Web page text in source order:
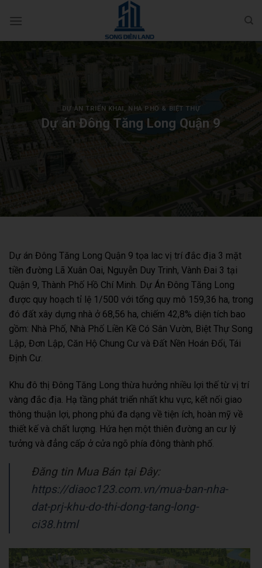
qua
DỰ ÁN TRIỂN KHAI, NHÀ PHỐ & BIỆT THỰ
Dự án Đông Tăng Long Quận 9
Dự án Đông Tăng Long Quận 9 tọa lac vị trí đắc địa 3 mặt
tiền đường Lã Xuân Oai, Nguyễn Duy Trinh, Vành Đai 3 tại
Quận 9, Thành Phố Hồ Chí Minh. Dự Án Đông Tăng Long
được quy hoạch tỉ lệ 1/500 với tổng quy mô 159,36 ha, trong
đó đất xây dựng nhà ở 68,56 ha, chiếm 42,8% diện tích bao
gồm: Nhà Phố, Nhà Phố Liền Kề Có Sân Vườn, Biệt Thự Song
Lập, Đơn Lập, Căn Hộ Chung Cư và Đất Nền Hoán Đổi, Tái
Định Cư.
Khu đô thị Đông Tăng Long thừa hưởng nhiều lợi thế từ vị trí
vàng đắc địa. Hạ tầng phát triển nhất khu vực, kết nối giao
thông thuận lợi, phong phú đa dạng về tiện ích, hoàn mỹ về
thiết kế và chất lượng. Hứa hẹn một thiên đường an cư lý
tưởng và đẳng cấp ở cửa ngõ phía đông thành phố
Đăng tin Mua Bán tại Đây:
https://diaoc123.com.vn/mua-ban-nha-
dat-prj-khu-do-thi-dong-tang-long-
ci38.html